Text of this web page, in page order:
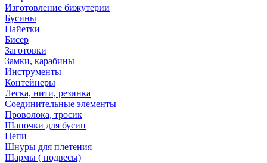
Изготовление бижутерии
Бусины
Пайетки
Бисер
Заготовки
Замки, карабины
Инструменты
Контейнеры
Леска, нити, резинка
Соединительные элементы
Проволока, тросик
Шапочки для бусин
Цепи
Шнуры для плетения
Шармы ( подвесы)